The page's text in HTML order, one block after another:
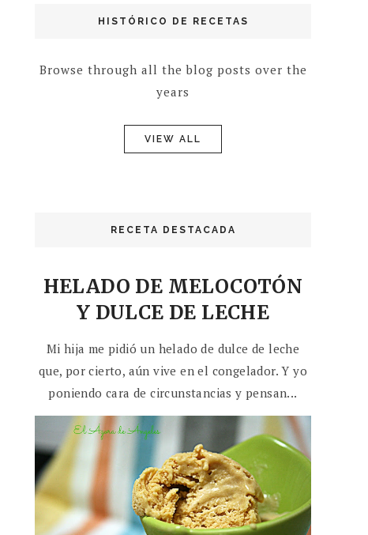
HISTÓRICO DE RECETAS
Browse through all the blog posts over the
years
VIEW ALL
RECETA DESTACADA
HELADO DE MELOCOTÓN
Y DULCE DE LECHE
Mi hija me pidió un helado de dulce de leche
que, por cierto, aún vive en el congelador. Y yo
poniendo cara de circunstancias y pensan...